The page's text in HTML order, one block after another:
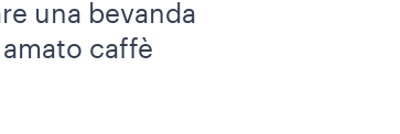
una bevanda
caffè